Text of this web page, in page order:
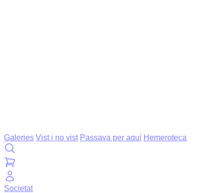
Galeries Vist i no vist Passava per aquí Hemeroteca
Societat